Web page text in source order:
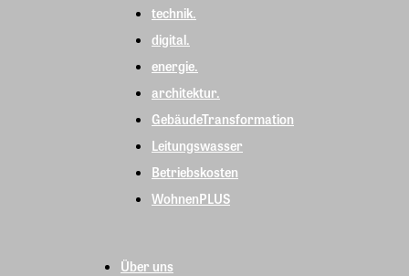
technik.
digital.
energie.
architektur.
GebäudeTransformation
Leitungswasser
Betriebskosten
WohnenPLUS
Über uns